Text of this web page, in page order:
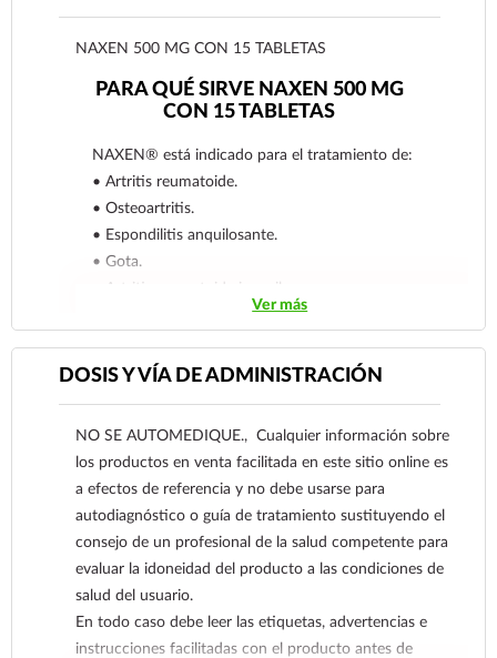
NAXEN 500 MG CON 15 TABLETAS
PARA QUÉ SIRVE NAXEN 500 MG
CON 15 TABLETAS
NAXEN® está indicado para el tratamiento de:
• Artritis reumatoide.
• Osteoartritis.
• Espondilitis anquilosante.
• Gota.
• Artritis reumatoide juvenil.
• Analgésico y antipirético en adultos, incluyendo
periarticulares: como es bursitis, tendinitis,
sinovitis, tenosinovitis y lumbago.
• Analgésico para el dolor agudo y/o crónico con
un componente inflamatorio.
• Uso en traumatología y cirugía: distenciones,
Ver más
DOSIS Y VÍA DE ADMINISTRACIÓN
NO SE AUTOMEDIQUE., Cualquier información sobre
los productos en venta facilitada en este sitio online es
a efectos de referencia y no debe usarse para
autodiagnóstico o guía de tratamiento sustituyendo el
consejo de un profesional de la salud competente para
evaluar la idoneidad del producto a las condiciones de
salud del usuario.
En todo caso debe leer las etiquetas, advertencias e
instrucciones facilitadas con el producto antes de